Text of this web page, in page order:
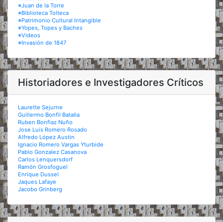
※Juan de la Torre
※Biblioteca Tolteca
※Patrimonio Cultural Intangible
※Yopes, Topes y Baches
※Videos
※Invasión de 1847
Historiadores e Investigadores Críticos
Laurette Sejurne
Guillermo Bonfil Batalla
Ruben Bonfiaz Nuño
Jose Luis Romero Rosado
Alfredo López Austin
Ignacio Romero Vargas Yturbide
Pablo Gonzalez Casanova
Carlos Lenquersdorf
Ramón Grosfoguel
Enrique Dussel
Jaques Lafaye
Jacobo Grinberg